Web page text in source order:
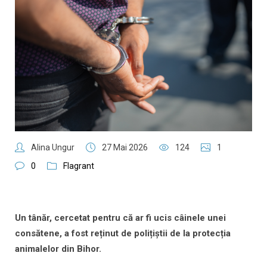
Alina Ungur 27 Mai 2026 124
1
0
Flagrant
Un tânăr, cercetat pentru că ar fi ucis câinele unei
consătene, a fost reținut de polițiștii de la protecția
animalelor din Bihor.